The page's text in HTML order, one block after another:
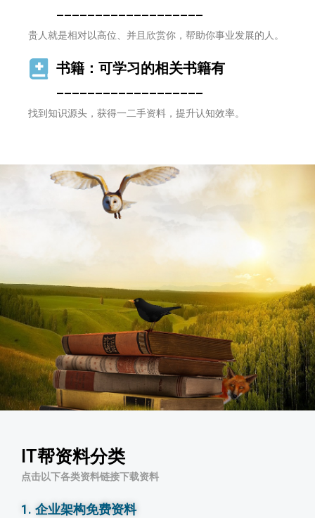
贵人就是相对以高位、并且欣赏你，帮助你事业发展的人。
书籍：可学习的相关书籍有
找到知识源头，获得一二手资料，提升认知效率。
IT帮资料分类
点击以下各类资料链接下载资料
1. 企业架构免费资料